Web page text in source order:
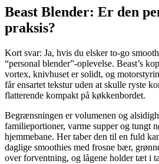
Beast Blender: Er den
praksis?
Kort svar: Ja, hvis du elsker to-go
“personal blender”-oplevelse. Beast’s
vortex, knivhuset er solidt, og
får ensartet tekstur uden at skulle ryste
flatterende kompakt på køkkenbordet.
Begrænsningen er volumenen og
familieportioner, varme supper og tungt
hjemmebane. Her taber den til en fuld
daglige smoothies med frosne bær,
over forventning, og lågene holder tæt i